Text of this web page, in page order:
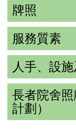
牌照
服務質素
人手、設
長者院舍
計劃）